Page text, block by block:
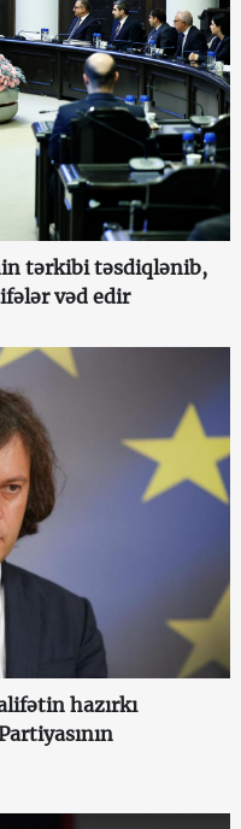
tərkibi təsdiqlənib,
vəd edir
hazırkı